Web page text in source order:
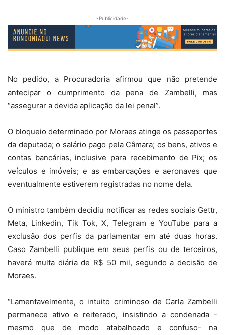
-Publicidade-
No pedido, a Procuradoria afirmou que não pretende
antecipar o cumprimento da pena de Zambelli, mas
“assegurar a devida aplicação da lei penal”.
O bloqueio determinado por Moraes atinge os passaportes
da deputada; o salário pago pela Câmara; os bens, ativos e
contas bancárias, inclusive para recebimento de Pix; os
veículos e imóveis; e as embarcações e aeronaves que
eventualmente estiverem registradas no nome dela.
O ministro também decidiu notificar as redes sociais Gettr,
Meta, Linkedin, Tik Tok, X, Telegram e YouTube para a
exclusão dos perfis da parlamentar em até duas horas.
Caso Zambelli publique em seus perfis ou de terceiros,
haverá multa diária de R$ 50 mil, segundo a decisão de
Moraes.
“Lamentavelmente, o intuito criminoso de Carla Zambelli
permanece ativo e reiterado, insistindo a condenada -
mesmo que de modo atabalhoado e confuso- na